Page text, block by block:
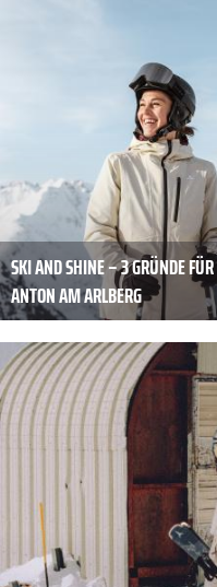
SKI AND SHINE – 3 GRÜNDE
ANTON AM ARLBERG